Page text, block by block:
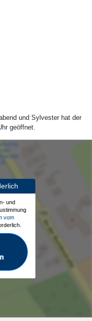
und Sylvester hat der
geöffnet.
und
vom